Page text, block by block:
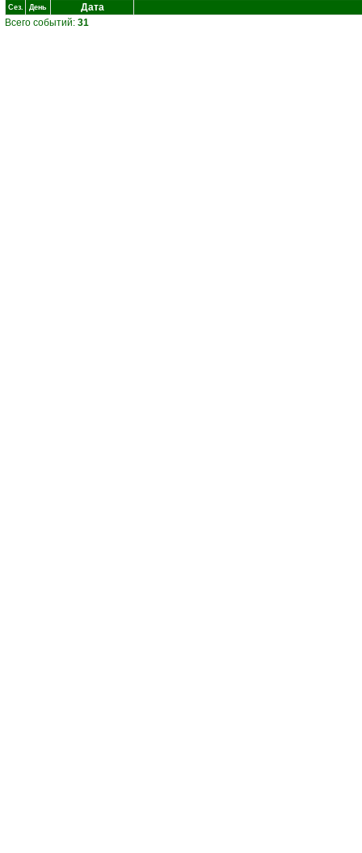
Сез. День
Дата
Всего событий: 31